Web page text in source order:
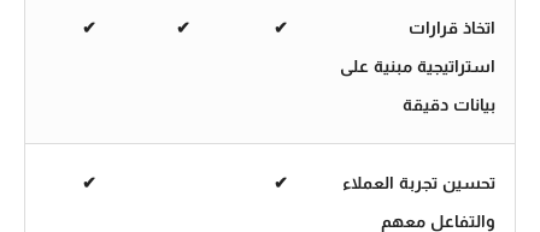
اتخاذ قرارات
استراتيجية مبنية على
بيانات دقيقة
✔
✔
✔
تحسين تجربة العملاء
والتفاعل معهم
✔
✔